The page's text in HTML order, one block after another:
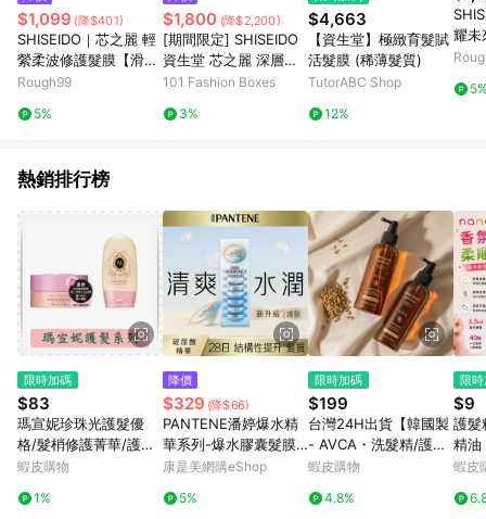
$1,099 (降$401)
SHISEIDO｜芯之麗 輕
縈柔波修護髮膜【滑順
潤澤】200g｜680g
Rough99
5%
$1,800 (降$2,200)
[期間限定] SHISEIDO
資生堂 芯之麗 深層修
護 盈潤新生髮膜 （乾
101 Fashion Boxes
3%
$4,663
【資生堂】極緻育髮賦
活髮膜 (稀薄髮質)
TutorABC Shop
12%
耀未
熱銷排行榜
限時加碼
$83
瑪宣妮珍珠光護髮優
格/髮梢修護菁華/護髮/
潤髮/免沖洗/修護/180
蝦皮購物
1%
降價
$329 (降$66)
PANTENE潘婷爆水精
華系列-爆水膠囊髮膜
PRO-V高濃保濕護髮髮
（新舊包裝隨機出貨）
康是美網購eShop
5%
限時加碼
$199
台灣24H出貨【韓國製
- AVCA・洗髮精/護髮
液】韓國洗髮精 控油洗
皮精華水 頭皮噴霧
蝦皮購物
4.8%
限
$9
護髮
精油
囊
洗護
蝦皮